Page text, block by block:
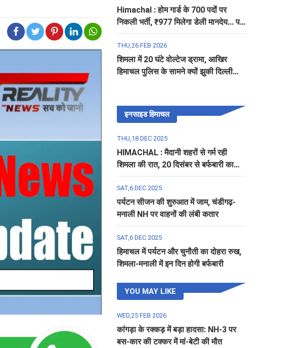
Himachal : होम गार्ड के 700 पदों पर
निकली भर्ती, ₹977 मिलेगा डेली मानदेय... पढ़ें
पूरी डिटेल
THU,26 FEB 2026
शिमला में 20 घंटे वोल्टेज ड्रामा, आखिर
हिमाचल पुलिस के सामने क्यों झुकी दिल्ली
इनसाइड हिमाचल
THU,18 DEC 2025
HIMACHAL : मैदानी शहरों से गर्म रही
शिमला की रात, 20 दिसंबर से बर्फबारी का
अलर्ट
SAT,6 DEC 2025
पर्यटन सीजन की शुरुआत में जाम, चंडीगढ़-
मनाली NH पर वाहनों की लंबी कतार
SAT,6 DEC 2025
हिमाचल में पर्यटन और चुनौती का दोहरा रुख,
शिमला-मनाली में इन दिन होगी बर्फबारी
YOU MAY LIKE
WED,25 FEB 2026
कांगड़ा के रक्कड़ में बड़ा हादसा: NH-3 पर
बस-कार की टक्कर में मां-बेटी की मौत